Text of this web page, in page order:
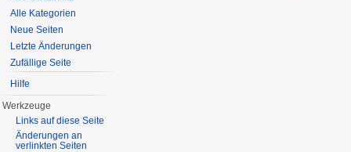
Alle Kategorien
Neue Seiten
Letzte Änderungen
Zufällige Seite
Hilfe
Werkzeuge
Links auf diese Seite
Änderungen an
verlinkten Seiten